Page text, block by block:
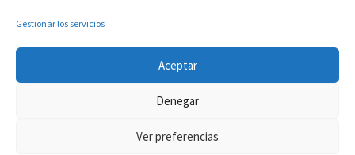
Gestionar los servicios
Aceptar
Denegar
Ver preferencias
953 42 96 06
Aviso Legal